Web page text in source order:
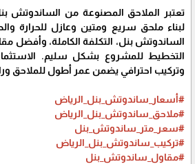
تعتبر الملاحق المصنوعة من الساندوتش
لبناء ملحق سريع ومتين وعازل للحرارة
الساندوتش بنل، التكلفة الكاملة، وأفضل
التخطيط للمشروع بشكل سليم.
وتركيب احترافي يضمن عمر أطول للملاحق
#أسعار_ساندوتش_بنل_الرياض
#ملاحق_ساندوتش_بنل_الرياض
#سعر_متر_ساندوتش_بنل
#تركيب_ساندوتش_بنل_الرياض
#مقاول_ساندوتش_بنل